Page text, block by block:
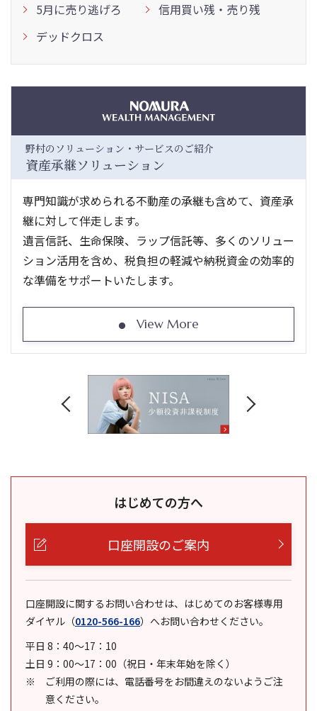
5月に売り逃げろ
信用買い残・売り残
デッドクロス
野村のソリューション・サービスのご紹介
資産承継ソリューション
専門知識が求められる不動産の承継も含めて、資産承
継に対して伴走します。
遺言信託、生命保険、ラップ信託等、多くのソリュー
ション活用を含め、税負担の軽減や納税資金の効率的
な準備をサポートいたします。
View More
はじめての方へ
口座開設のご案内
口座開設に関するお問い合わせは、はじめてのお客様専用
ダイヤル （0120-566-166） へお問い合わせください。
平日 8：40～17：10
土日 9：00～17：00（祝日・年末年始を除く）
ご利用の際には、電話番号をお間違えのないようご注
意ください。